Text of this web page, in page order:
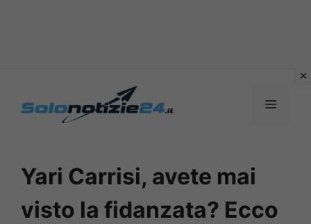
MENU
Yari Carrisi, avete mai
visto la fidanzata? Ecco